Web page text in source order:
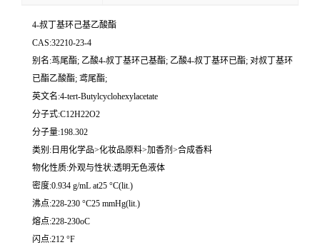
4-叔丁基环己基乙酸酯
CAS:32210-23-4
别名:茑尾酯; 乙酸4-叔丁基环己基酯; 乙酸4-叔丁基环已酯; 对叔丁基环
已酯乙酸酯; 鸢尾酯;
英文名:4-tert-Butylcyclohexylacetate
分子式:C12H22O2
分子量:198.302
类别:日用化学品>化妆品原料>加香剂>合成香料
物化性质:外观与性状:透明无色液体
密度:0.934 g/mL at25 °C(lit.)
沸点:228-230 °C25 mmHg(lit.)
熔点:228-230oC
闪点:212 °F